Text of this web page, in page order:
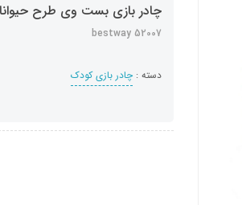
چادر بازی بست وی طرح
bestway 52007
دسته : چادر بازی کودک